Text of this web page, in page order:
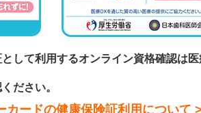
して利用するオンライン資格確認は
ださい。
カードの健康保険証利用について